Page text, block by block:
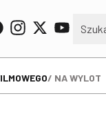
NA WYLOT